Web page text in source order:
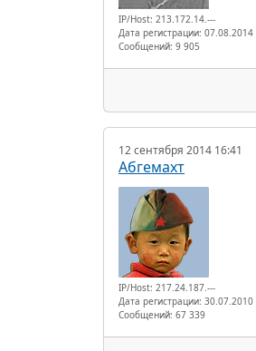
IP/Host: 213.172.14.---
Дата регистрации: 07.08.2014
Сообщений: 9 905
12 сентября 2014 16:41
Абгемахт
IP/Host: 217.24.187.---
Дата регистрации: 30.07.2010
Сообщений: 67 339